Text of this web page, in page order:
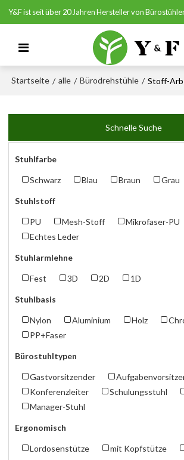
Y&F ist seit über 20 Jahren Hersteller von
Startseite / alle / Bürodrehstühle / Stoff-
Schnelle Suche
Stuhlfarbe
Schwarz Blau Braun Grau
Stuhlstoff
PU Mesh-Stoff
Mikrofaser-PU
Echtes Leder
Stuhlarmlehne
Fest 3D 2D 1D
Stuhlbasis
Nylon Aluminium Holz
PP+Faser
Bürostuhltypen
Gastvorsitzender
Konferenzleiter
Schulungsstuhl
Manager-Stuhl
Ergonomisch
Lordosenstütze mit Kopfstütze